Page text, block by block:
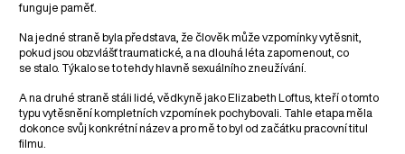
funguje paměť.
Na jedné straně byla představa, že člověk může vzpomínky vytěsnit,
pokud jsou obzvlášť traumatické, a na dlouhá léta zapomenout, co
se stalo. Týkalo se to tehdy hlavně sexuálního zneužívání.
A na druhé straně stáli lidé, vědkyně jako Elizabeth Loftus, kteří o tomto
typu vytěsnění kompletních vzpomínek pochybovali. Tahle etapa měla
dokonce svůj konkrétní název a pro mě to byl od začátku pracovní titul
filmu.